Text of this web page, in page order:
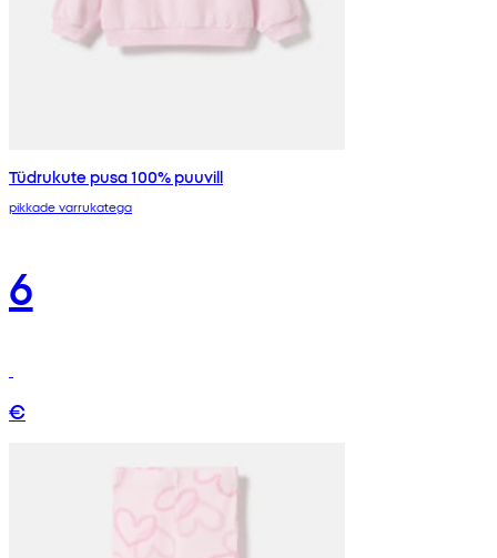
Tüdrukute pusa 100% puuvill
pikkade varrukatega
6
€